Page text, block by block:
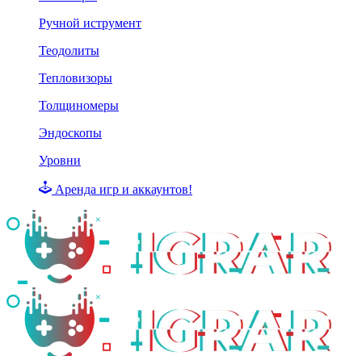
Ручной иструмент
Теодолиты
Тепловизоры
Толщиномеры
Эндоскопы
Уровни
Аренда игр и аккаунтов!